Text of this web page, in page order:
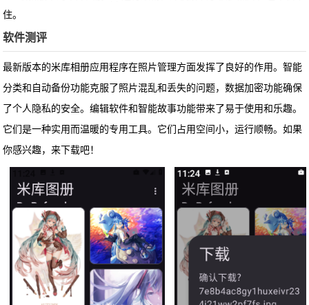
住。
软件测评
最新版本的米库相册应用程序在照片管理方面发挥了良好的作用。智能
分类和自动备份功能克服了照片混乱和丢失的问题，数据加密功能确保
了个人隐私的安全。编辑软件和智能故事功能带来了易于使用和乐趣。
它们是一种实用而温暖的专用工具。它们占用空间小，运行顺畅。如果
你感兴趣，来下载吧！